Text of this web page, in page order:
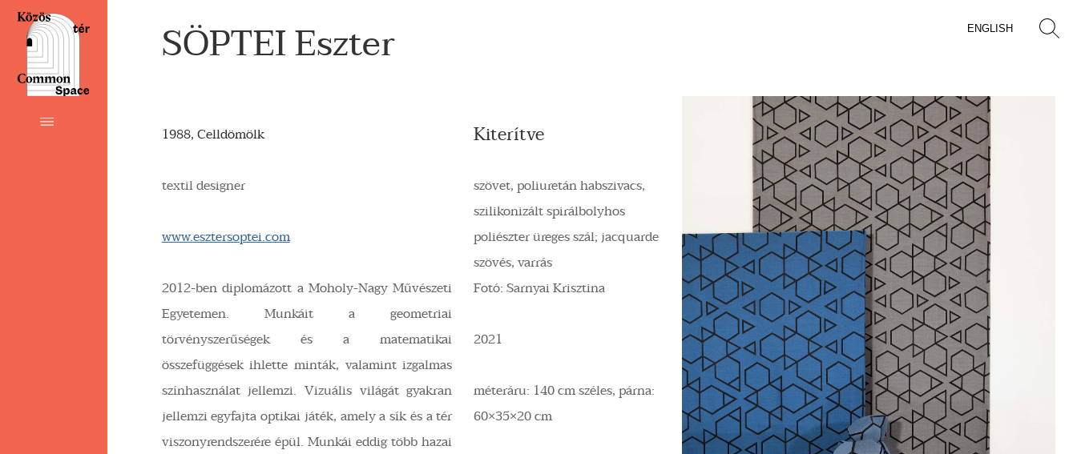
ENGLISH
SÖPTEI Eszter
1988, Celldömölk
textil designer
www.esztersoptei.com
2012-ben diplomázott a Moholy-Nagy Művészeti
Egyetemen. Munkáit a geometriai
törvényszerűségek és a matematikai
összefüggések ihlette minták, valamint izgalmas
színhasználat jellemzi. Vizuális világát gyakran
jellemzi egyfajta optikai játék, amely a sík és a tér
viszonyrendszerére épül. Munkái eddig több hazai
Kiterítve
szövet, poliuretán habszivacs,
szilikonizált spirálbolyhos
poliészter üreges szál; jacquarde
szövés, varrás
Fotó: Sarnyai Krisztina
2021
méteráru: 140 cm széles, párna:
60×35×20 cm